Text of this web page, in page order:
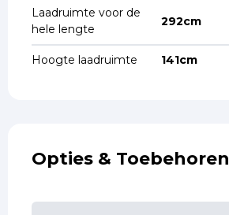
Laadruimte voor de
hele lengte
292cm
Hoogte laadruimte 141cm
Opties & Toebehoren